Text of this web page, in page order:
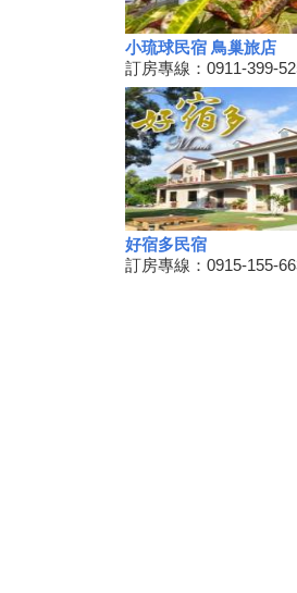
第四屆「小琉球
賽」活動，7/13小
灘展開！
屏東大鵬灣賽車
依依不捨盼有人接
大鵬灣水上趣 體
鐵人
高鐵南延新增方
兩案較有可行性
三代同遊國家公
夜未眠－蟹謝好
旅
小琉球民宿 鳥巢旅店
訂房專線：0911-399-
好宿多民宿
訂房專線：0915-155-